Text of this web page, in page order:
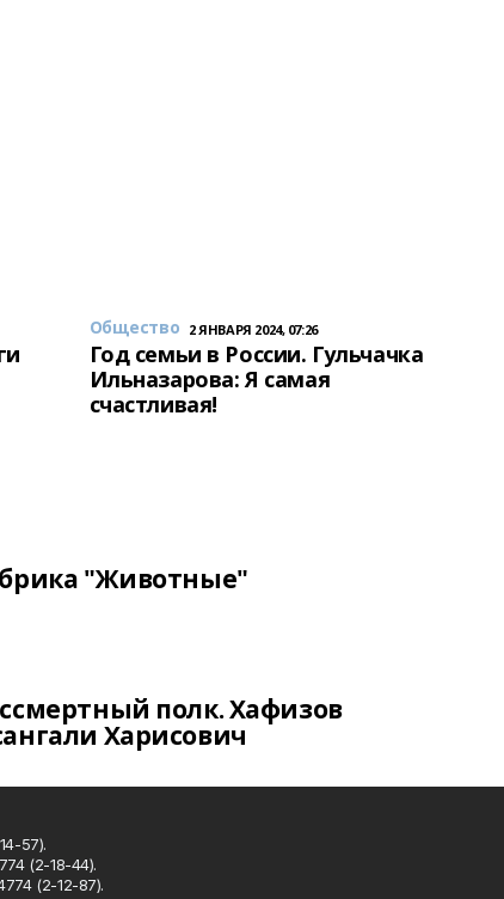
Общество 2 ЯНВАРЯ 2024, 07:26
Год семьи в России. Гульчачка
Ильназарова: Я самая
счастливая!
"Животные"
полк. Хафизов
Харисович
57).
(2-18-44).
(2-12-87).